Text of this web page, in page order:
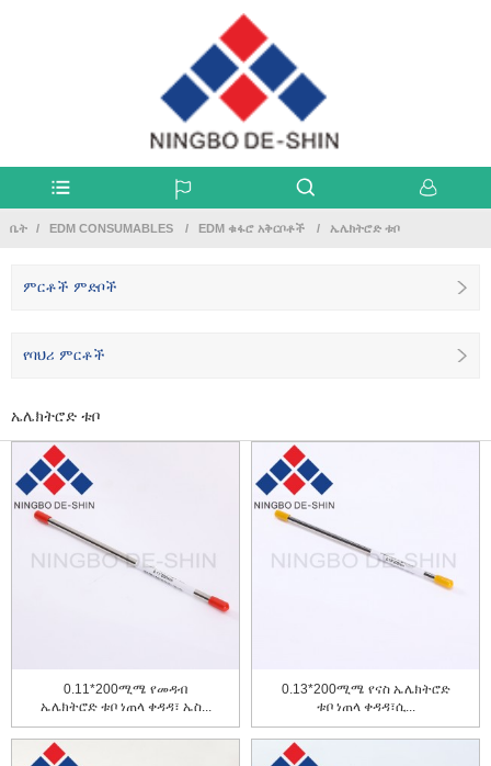
ቤት EDM CONSUMABLES EDM ቁፋሮ አቅርቦቶች ኤሌክትሮድ ቱቦ
ምርቶች ምድቦች
የባህሪ ምርቶች
ኤሌክትሮድ ቱቦ
0.11*200ሚሜ የመዳብ
ኤሌክትሮድ ቱቦ ነጠላ ቀዳዳ፣ ኤስ...
0.13*200ሚሜ የናስ ኤሌክትሮድ
ቱቦ ነጠላ ቀዳዳ፣ሲ...